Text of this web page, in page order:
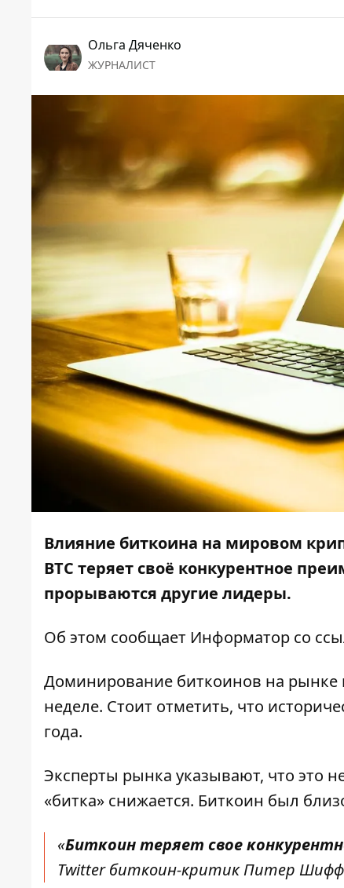
Ольга Дяченко
ЖУРНАЛИСТ
Влияние биткоина на мировом
BTC теряет своё конкурентное
прорываются другие лидеры.
Об этом сообщает Информатор со
Доминирование биткоинов на рынке
неделе. Стоит отметить, что
года.
Эксперты рынка указывают, что это
«битка» снижается. Биткоин был
«Биткоин теряет свое
Twitter биткоин-критик Питер